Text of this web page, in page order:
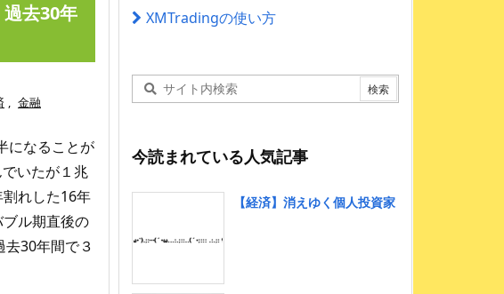
去30年
, 金融
になることが
いたが１兆
れした16年
ル期直後の
30年間で３
XMTradingの使い方
今読まれている人気記事
【経済】消えゆく個人投資家